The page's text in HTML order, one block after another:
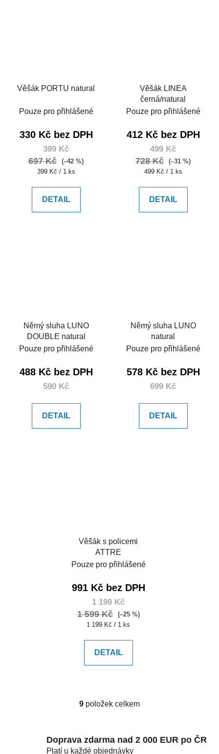
Věšák PORTU natural
Pouze pro přihlášené
330 Kč bez DPH
399 Kč
697 Kč
(–42 %)
Měrná
399 Kč / 1 ks
DETAIL
Věšák LINEA
černá/natural
Pouze pro přihlášené
412 Kč bez DPH
499 Kč
728 Kč
(–31 %)
Měrná
499 Kč / 1 ks
DETAIL
Němý sluha LUNO
DOUBLE natural
Pouze pro přihlášené
488 Kč bez DPH
590 Kč
DETAIL
Němý sluha LUNO
natural
Pouze pro přihlášené
578 Kč bez DPH
699 Kč
DETAIL
Věšák s policemi
ATTRE
Pouze pro přihlášené
991 Kč bez DPH
1 199 Kč
1 599 Kč
(–25 %)
Měrná
1 199 Kč / 1 ks
DETAIL
O
á
d
9 položek celkem
Doprava zdarma nad 2 000 EUR po ČR
Platí u každé objednávky